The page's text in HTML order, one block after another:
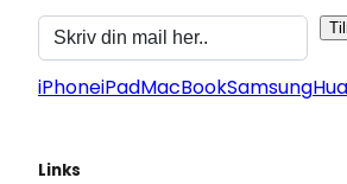
iPhoneiPadMacBookSamsung
Links